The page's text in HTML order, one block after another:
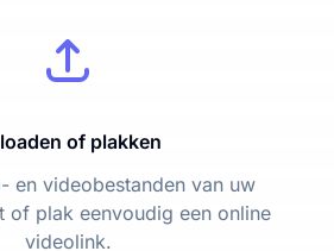
of plakken
en videobestanden van uw
of plak eenvoudig een online
videolink.